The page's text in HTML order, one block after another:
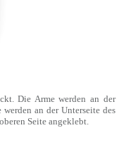
Die Arme werden an der
an der Unterseite des
Seite angeklebt.